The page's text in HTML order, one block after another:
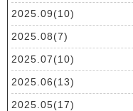
2025.09(10)
2025.08(7)
2025.07(10)
2025.06(13)
2025.05(17)